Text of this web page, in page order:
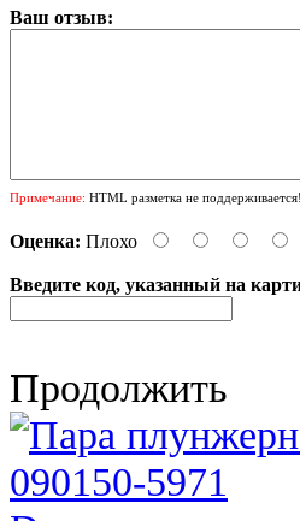
Ваш отзыв:
Примечание: HTML разметка не
Оценка: Плохо
Введите код, указанный на
Продолжить